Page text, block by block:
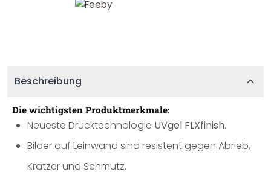
Beschreibung
Die wichtigsten Produktmerkmale:
Neueste Drucktechnologie UVgel FLXfinish.
Bilder auf Leinwand sind resistent gegen Abrieb,
Kratzer und Schmutz.